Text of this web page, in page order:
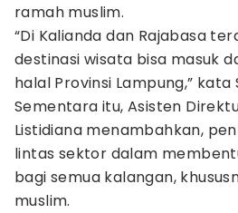
ramah muslim.
“Di Kalianda dan Rajabasa
destinasi wisata bisa masuk
halal Provinsi Lampung,” kata
Sementara itu, Asisten
Listidiana menambahkan,
lintas sektor dalam
bagi semua kalangan,
muslim.